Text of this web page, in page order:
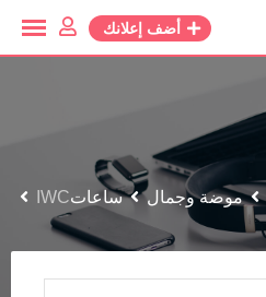
أضف إعلانك
موضة وجمال ساعاتIWC